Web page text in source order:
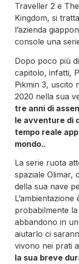
Traveller 2 e
Kingdom, si
l’azienda
console una
Dopo poco più
capitolo, infatti,
Pikmin 3, uscito
2020 nella sua
tre anni di
le avventure di
tempo reale
mondo..
La serie ruota
spaziale Olimar,
della sua nave
probabilmente
abbandono in
aiutarlo ci
vivono nei prati
la sua breve